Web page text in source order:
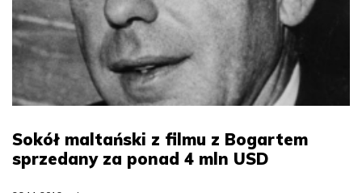
Sokół maltański z filmu z Bogartem
sprzedany za ponad 4 mln USD